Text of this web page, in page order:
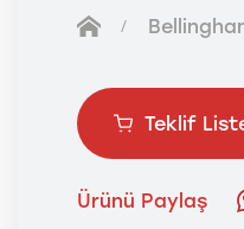
Teklif
Ürünü Paylaş